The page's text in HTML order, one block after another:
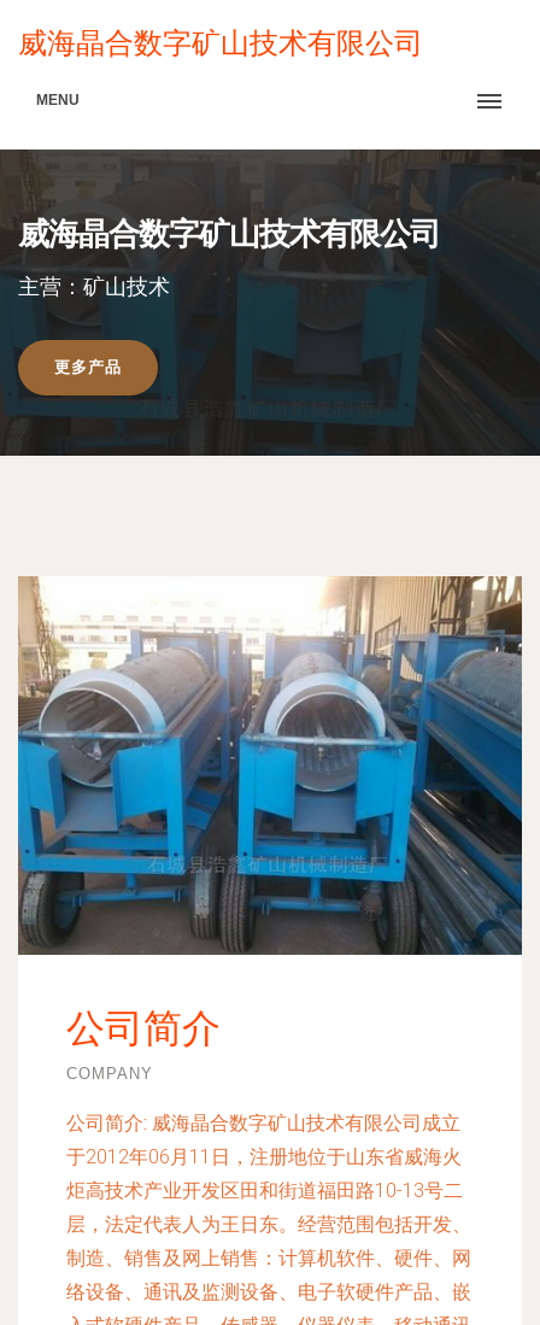
威海晶合数字矿山技术有限公司
MENU
威海晶合数字矿山技术有限公司
主营：矿山技术
更多产品
公司简介
COMPANY
公司简介: 威海晶合数字矿山技术有限公司成立
于2012年06月11日，注册地位于山东省威海火
炬高技术产业开发区田和街道福田路10-13号二
层，法定代表人为王日东。经营范围包括开发、
制造、销售及网上销售：计算机软件、硬件、网
络设备、通讯及监测设备、电子软硬件产品、嵌